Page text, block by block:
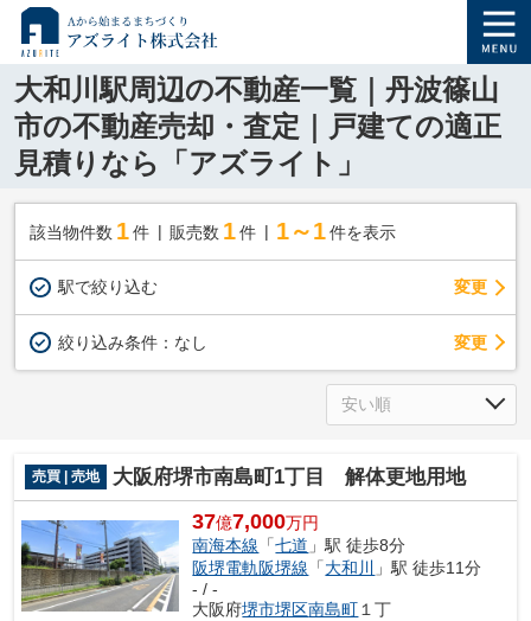
大和川駅周辺の不動産一覧｜丹波篠山
市の不動産売却・査定｜戸建ての適正
見積りなら「アズライト」
該当物件数 1件 販売数 1 件 1～1 件を表示
駅で絞り込む 変更
絞り込み条件： なし 変更
売買 | 売地 大阪府堺市南島町1丁目 解体更地用地
37億7,000万円
南海本線 「七道 」駅 徒歩8分
阪堺電軌阪堺線 「大和川
」駅 徒歩11分
- / -
大阪府堺市堺区南島町１丁